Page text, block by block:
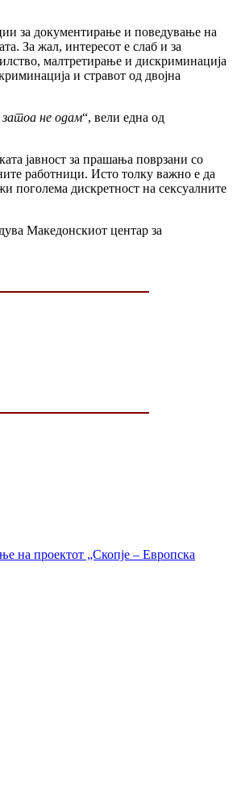
за документирање и поведување на
За жал, интересот е слаб и за
малтретирање и дискриминација
и стравот од двојна
не одам“, вели една од
јавност за прашања поврзани со
работници. Исто толку важно е да
поголема дискретност на сексуалните
Македонскиот центар за
на проектот „Скопје – Европска